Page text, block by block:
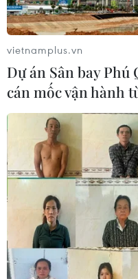
vietnamplus.vn
Dự án Sân bay Phú
cán mốc vận hành